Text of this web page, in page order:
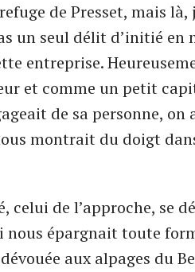
de Presset, mais là,
un seul délit d’initié en
entreprise.
et comme un petit
de sa personne,
montrait du doigt
celui de l’approche, se
nous épargnait toute
aux alpages du